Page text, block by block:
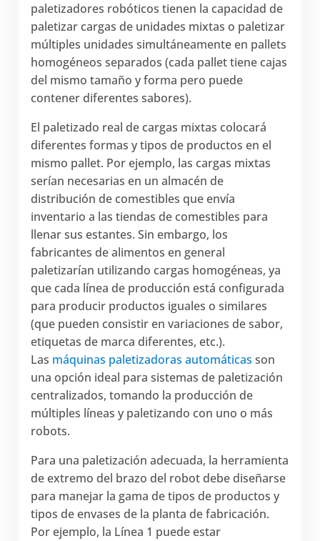
paletizadores robóticos tienen la capacidad de
paletizar cargas de unidades mixtas o paletizar
múltiples unidades simultáneamente en pallets
homogéneos separados (cada pallet tiene cajas
del mismo tamaño y forma pero puede
contener diferentes sabores).
El paletizado real de cargas mixtas colocará
diferentes formas y tipos de productos en el
mismo pallet. Por ejemplo, las cargas mixtas
serían necesarias en un almacén de
distribución de comestibles que envía
inventario a las tiendas de comestibles para
llenar sus estantes. Sin embargo, los
fabricantes de alimentos en general
paletizarían utilizando cargas homogéneas, ya
que cada línea de producción está configurada
para producir productos iguales o similares
(que pueden consistir en variaciones de sabor,
etiquetas de marca diferentes, etc.).
Las máquinas paletizadoras automáticas son
una opción ideal para sistemas de paletización
centralizados, tomando la producción de
múltiples líneas y paletizando con uno o más
robots.
Para una paletización adecuada, la herramienta
de extremo del brazo del robot debe diseñarse
para manejar la gama de tipos de productos y
tipos de envases de la planta de fabricación.
Por ejemplo, la Línea 1 puede estar